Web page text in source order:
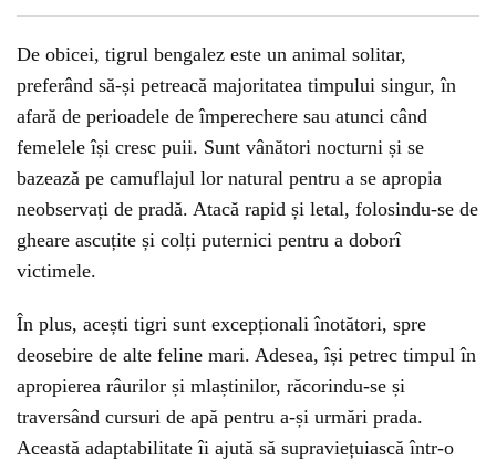
De obicei, tigrul bengalez este un animal solitar,
preferând să-și petreacă majoritatea timpului singur, în
afară de perioadele de împerechere sau atunci când
femelele își cresc puii. Sunt vânători nocturni și se
bazează pe camuflajul lor natural pentru a se apropia
neobservați de pradă. Atacă rapid și letal, folosindu-se de
gheare ascuțite și colți puternici pentru a doborî
victimele.
În plus, acești tigri sunt excepționali înotători, spre
deosebire de alte feline mari. Adesea, își petrec timpul în
apropierea râurilor și mlaștinilor, răcorindu-se și
traversând cursuri de apă pentru a-și urmări prada.
Această adaptabilitate îi ajută să supraviețuiască într-o